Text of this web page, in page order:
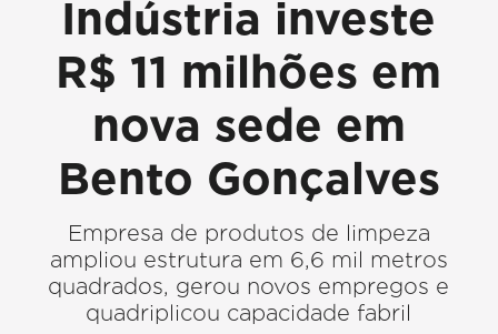
Indústria investe
R$ 11 milhões em
nova sede em
Bento Gonçalves
Empresa de produtos de limpeza
ampliou estrutura em 6,6 mil metros
quadrados, gerou novos empregos e
quadriplicou capacidade fabril